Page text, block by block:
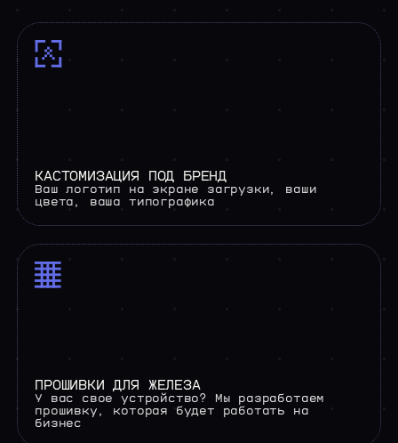
КАСТОМИЗАЦИЯ ПОД БРЕНД
Ваш логотип на экране загрузки, ваши
цвета, ваша типографика
ПРОШИВКИ ДЛЯ ЖЕЛЕЗА
У вас свое устройство? Мы разработаем
прошивку, которая будет работать на
бизнес